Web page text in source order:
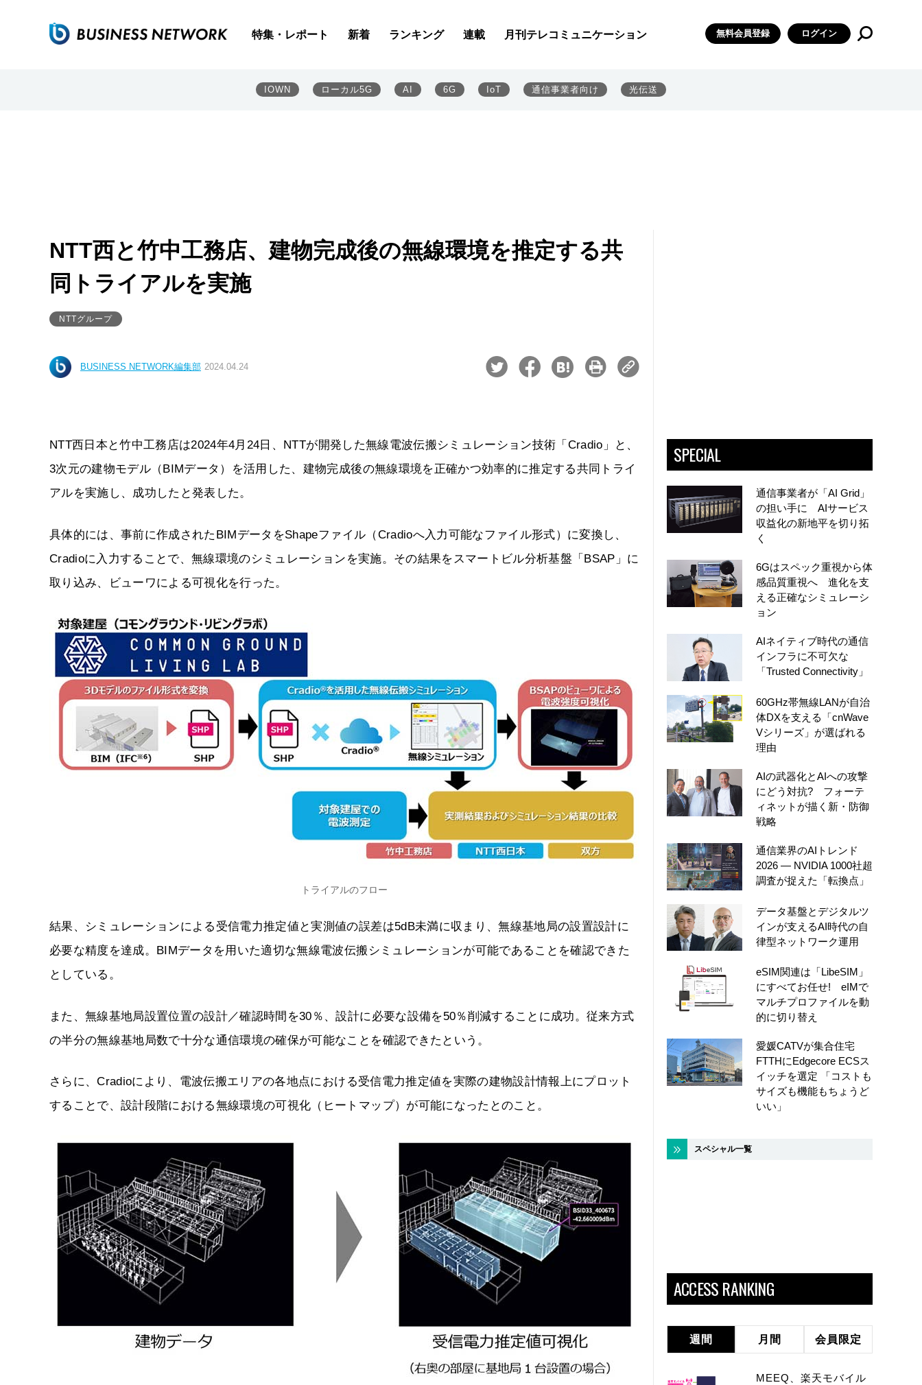
特集・レポート 新着 ランキング 連載 月刊テレコミュニケーション 無料会員登録 ログイン
IOWN ローカル5G AI 6G IoT 通信事業者向け 光伝送
NTT西と竹中工務店、建物完成後の無線環境を推定する共
同トライアルを実施
NTTグループ
BUSINESS NETWORK編集部 2024.04.24
NTT西日本と竹中工務店は2024年4月24日、NTTが開発した無線電波伝搬シミュレーション技術「Cradio」と、
3次元の建物モデル（BIMデータ）を活用した、建物完成後の無線環境を正確かつ効率的に推定する共同トライ
アルを実施し、成功したと発表した。
具体的には、事前に作成されたBIMデータをShapeファイル（Cradioへ入力可能なファイル形式）に変換し、
Cradioに入力することで、無線環境のシミュレーションを実施。その結果をスマートビル分析基盤「BSAP」に
取り込み、ビューワによる可視化を行った。
トライアルのフロー
結果、シミュレーションによる受信電力推定値と実測値の誤差は5dB未満に収まり、無線基地局の設置設計に
必要な精度を達成。BIMデータを用いた適切な無線電波伝搬シミュレーションが可能であることを確認できた
としている。
また、無線基地局設置位置の設計／確認時間を30％、設計に必要な設備を50％削減することに成功。従来方式
の半分の無線基地局数で十分な通信環境の確保が可能なことを確認できたという。
さらに、Cradioにより、電波伝搬エリアの各地点における受信電力推定値を実際の建物設計情報上にプロット
することで、設計段階における無線環境の可視化（ヒートマップ）が可能になったとのこと。
SPECIAL
通信事業者が「AI Grid」
の担い手に AIサービス
収益化の新地平を切り拓
く
6Gはスペック重視から体
感品質重視へ 進化を支
える正確なシミュレーシ
ョン
AIネイティブ時代の通信
インフラに不可欠な
「Trusted Connectivity」
60GHz帯無線LANが自治
体DXを支える「cnWave
Vシリーズ」が選ばれる
理由
AIの武器化とAIへの攻撃
にどう対抗? フォーテ
ィネットが描く新・防御
戦略
通信業界のAIトレンド
2026 ― NVIDIA 1000社超
調査が捉えた「転換点」
データ基盤とデジタルツ
インが支えるAI時代の自
律型ネットワーク運用
eSIM関連は「LibeSIM」
にすべてお任せ! eIMで
マルチプロファイルを動
的に切り替え
愛媛CATVが集合住宅
FTTHにEdgecore ECSス
イッチを選定 「コストも
サイズも機能もちょうど
いい」
スペシャル一覧
ACCESS RANKING
週間 月間 会員限定
MEEQ、楽天モバイル